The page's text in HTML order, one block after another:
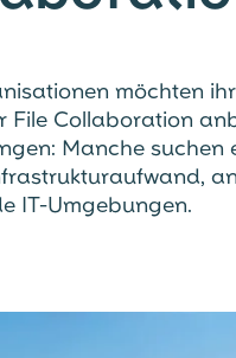
möchten
File Collaboration
Manche suchen
IT-Umgebungen.